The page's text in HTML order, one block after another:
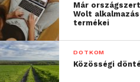
Már
Wolt
termékei
DOTKOM
Közösségi